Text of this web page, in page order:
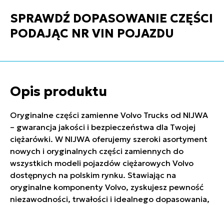
SPRAWDŹ DOPASOWANIE CZĘŚCI
PODAJĄC NR VIN POJAZDU
Opis produktu
Oryginalne części zamienne Volvo Trucks od NIJWA
– gwarancja jakości i bezpieczeństwa dla Twojej
ciężarówki. W NIJWA oferujemy szeroki asortyment
nowych i oryginalnych części zamiennych do
wszystkich modeli pojazdów ciężarowych Volvo
dostępnych na polskim rynku. Stawiając na
oryginalne komponenty Volvo, zyskujesz pewność
niezawodności, trwałości i idealnego dopasowania,